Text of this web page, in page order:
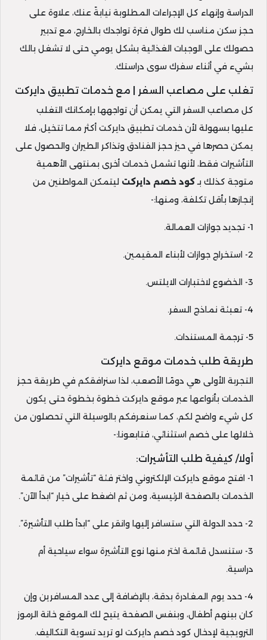
الدراسة وإنهاء كل الإجراءات المطلوبة نيابةً عنك، علاوة على
حجز سكن مناسب لك طوال فترة تواجدك بالخارج، مع تدبير
حصولك على الوجبات الغذائية بشكل يومي حتى لا تشغل بالك
بشيء في أثناء سفرك سوى دراستك.
تغلب على مصاعب السفر | مع خدمات تطبيق دايركت
كل مصاعب السفر التي يمكن أن تواجهها بإمكانك التغلب
عليها بسهولة لأن خدمات تطبيق دايركت أكثر مما تتخيل، فلا
يمكن حصرها في حيز حجز الفنادق وتذاكر الطيران والحصول على
التأشيرات فقط، لأنها تشمل خدمات أخرى بمنتهى الأهمية
متوجة كذلك بـكود خصم دايركت ليتمكن المواطنين من
إنجازها بأقل تكلفة، ومنها:-
1- تجديد جوازات العمالة.
2- استخراج جوازات لأبناء المقيمين.
3- الخضوع لاختبارات الايلتس.
4- تعبئة نماذج السفر.
5- ترجمة المستندات.
طريقة طلب خدمات موقع دايركت
التجربة الأولى هي دومًا الأصعب، لذا سنرافقكم في طريقة حجز
الخدمات بأنواعها عبر موقع دايركت خطوة بخطوة حتى يكون
كل شيء واضح لكم، كما سنعرفكم بالوسيلة التي تحصلون من
خلالها على خصم استثنائي، فتابعونا:-
أولا/ كيفية طلب التأشيرات:
1- افتح موقع دايركت الإلكتروني واختر فئة “تأشيرات” من قائمة
الخدمات بالصفحة الرئيسية، ومن ثم اضغط على خيار “ابدأ الآن”.
2- حدد الدولة التي ستسافر إليها وانقر على “ابدأ طلب التأشيرة”.
3- ستنسدل قائمة اختر منها نوع التأشيرة سواء سياحية أم
دراسية.
4- حدد يوم المغادرة بدقة، بالإضافة إلى عدد المسافرين وإن
كان بينهم أطفال، وبنفس الصفحة يتيح لك الموقع خانة الرموز
الترويجية لإدخال كود خصم دايركت لو تريد تسوية التكاليف.